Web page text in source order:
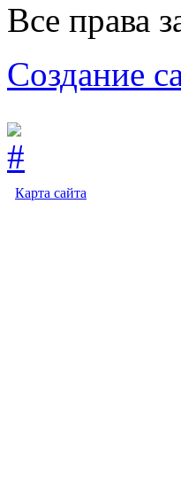
Все права
Создание
Карта сайта